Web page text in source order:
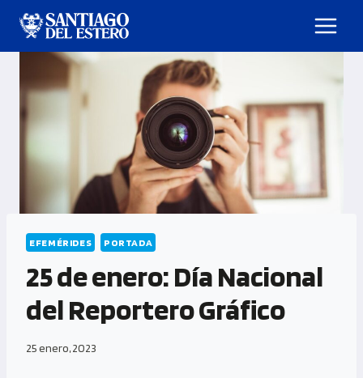
EFEMÉRIDES PORTADA
25 de enero: Día Nacional
del Reportero Gráfico
25 enero, 2023